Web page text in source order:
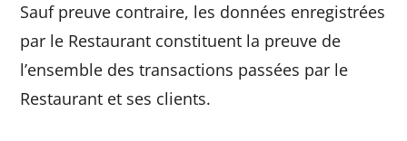
Sauf preuve contraire, les données enregistrées
par le Restaurant constituent la preuve de
l’ensemble des transactions passées par le
Restaurant et ses clients.